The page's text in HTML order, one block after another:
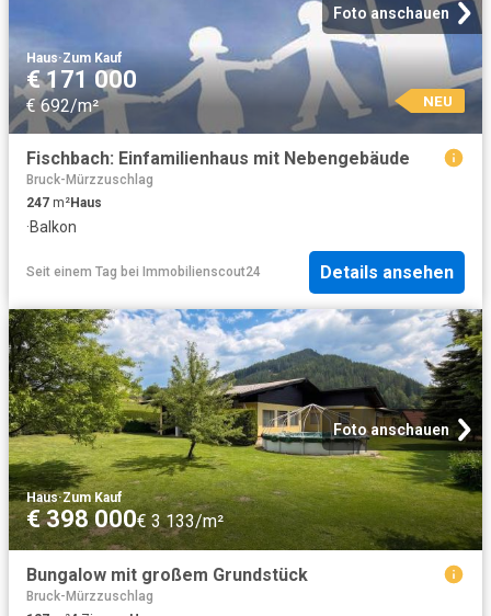
Foto anschauen
Haus·Zum Kauf
€ 171 000
€ 692/m² NEU
Fischbach: Einfamilienhaus mit Nebengebäude
Bruck-Mürzzuschlag
247 m²Haus
·Balkon
Seit einem Tag bei Immobilienscout24 Details ansehen
Foto anschauen
Haus·Zum Kauf
€ 398 000€ 3 133/m²
Bungalow mit großem Grundstück
Bruck-Mürzzuschlag